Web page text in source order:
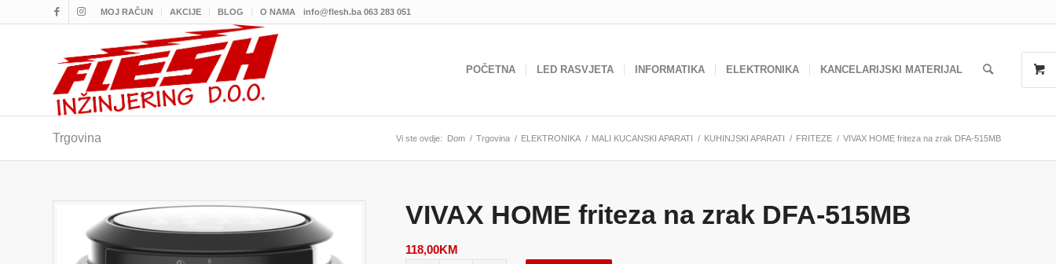
MOJ RAČUN AKCIJE BLOG O NAMA info@flesh.ba 063 283 051
POČETNA LED RASVJETA INFORMATIKA ELEKTRONIKA KANCELARIJSKI MATERIJAL
Trgovina Vi ste ovdje: Dom / Trgovina / ELEKTRONIKA / MALI KUCANSKI APARATI / KUHINJSKI APARATI / FRITEZE / VIVAX HOME friteza na zrak DFA-515MB
VIVAX HOME friteza na zrak DFA-515MB
118,00KM